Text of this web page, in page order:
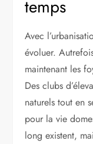
temps
Avec
évoluer.
maintenant les
Des clubs
naturels tout en
pour la vie
long existent,